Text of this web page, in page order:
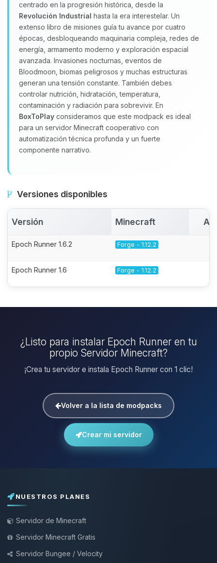
centrado en la progresión histórica, desde la
Revolución Industrial hasta la era interestelar. Un
extenso libro de misiones guía tu avance por cuatro
épocas, desbloqueando maquinaria compleja, redes de
energía, armamento moderno y exploración espacial
avanzada. Invasiones nocturnas, eventos de
Bloodmoon, biomas peligrosos y muchas estructuras
generan una tensión constante. También debes
controlar nutrición, hidratación, temperatura,
contaminación y radiación para sobrevivir. En
BoxToPlay consideramos que este modpack es ideal
para un servidor Minecraft cooperativo con
automatización técnica profunda y un fuerte
componente narrativo.
Versiones disponibles
Versión Minecraft
Epoch Runner 1.6.2 Forge - 1.12.2
Epoch Runner 1.6 Forge - 1.12.2
¿Listo para instalar Epoch Runner en tu
propio Servidor Minecraft?
¡Crea tu servidor e instala Epoch Runner con 1 clic!
Volver a la lista de modpacks
Crear mi servidor
NUESTROS PLANES
Servidor de Minecraft
Servidor Minecraft Gratis
Servidor Bungee / Velocity